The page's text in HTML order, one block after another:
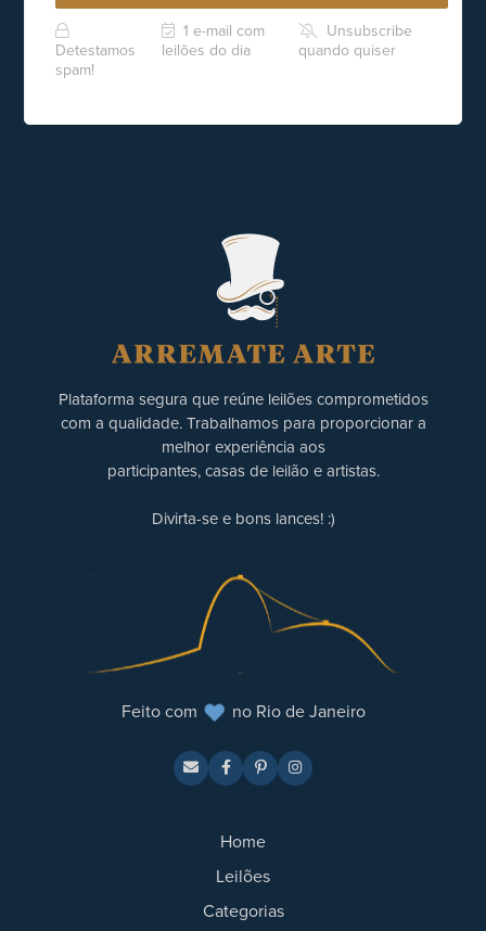
Detestamos
spam!
1 e-mail com
leilões do dia
Unsubscribe
quando quiser
Plataforma segura que reúne leilões comprometidos
com a qualidade. Trabalhamos para proporcionar a
melhor experiência aos
participantes, casas de leilão e artistas.
Divirta-se e bons lances! :)
Feito com no Rio de Janeiro
Home
Leilões
Categorias